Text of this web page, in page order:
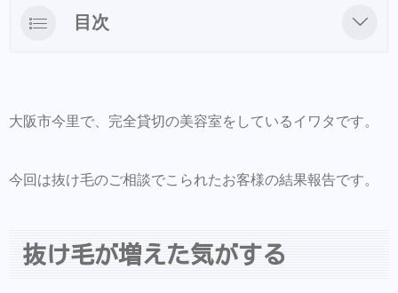
目次
3月〜6月の変化比較
生え際の変化
現在はホームケア中心へ移行中です
大阪市今里で、完全貸切の美容室をしているイワタです。
今回は抜け毛のご相談でこられたお客様の結果報告です。
抜け毛が増えた気がする